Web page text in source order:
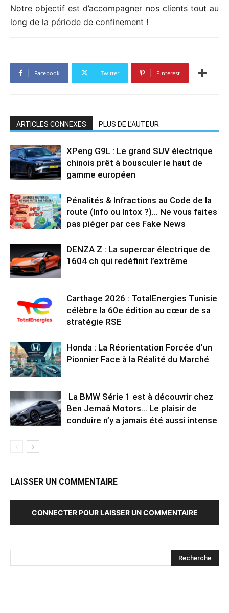
Notre objectif est d’accompagner nos clients tout au
long de la période de confinement !
Facebook Twitter Pinterest
ARTICLES CONNEXES PLUS DE L'AUTEUR
XPeng G9L : Le grand SUV électrique
chinois prêt à bousculer le haut de
gamme européen
Pénalités & Infractions au Code de la
route (Info ou Intox ?)… Ne vous faites
pas piéger par ces Fake News
DENZA Z : La supercar électrique de
1604 ch qui redéfinit l’extrême
Carthage 2026 : TotalEnergies Tunisie
célèbre la 60e édition au cœur de sa
stratégie RSE
Honda : La Réorientation Forcée d’un
Pionnier Face à la Réalité du Marché
La BMW Série 1 est à découvrir chez
Ben Jemaâ Motors… Le plaisir de
conduire n’y a jamais été aussi intense
LAISSER UN COMMENTAIRE
CONNECTER POUR LAISSER UN COMMENTAIRE